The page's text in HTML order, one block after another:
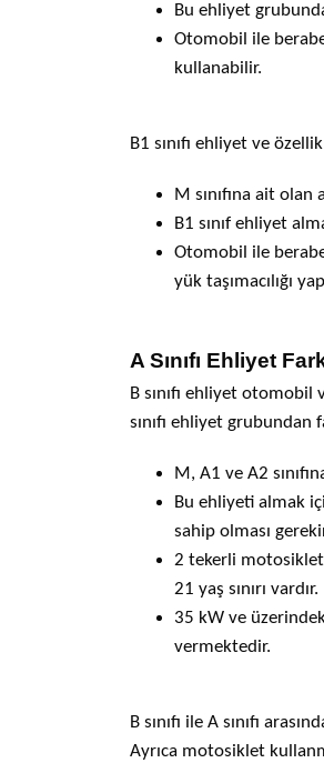
Bu ehliyet grubunda
Otomobil ile
kullanabilir.
B1 sınıfı ehliyet ve
M sınıfına ait olan
B1 sınıf ehliyet
Otomobil ile
yük taşımacılığı
A Sınıfı Ehliyet
B sınıfı ehliyet
sınıfı ehliyet grubundan
M, A1 ve A2
Bu ehliyeti almak
sahip olması
2 tekerli motosiklet
21 yaş sınırı vardır.
35 kW ve
vermektedir.
B sınıfı ile A sınıfı
Ayrıca motosiklet